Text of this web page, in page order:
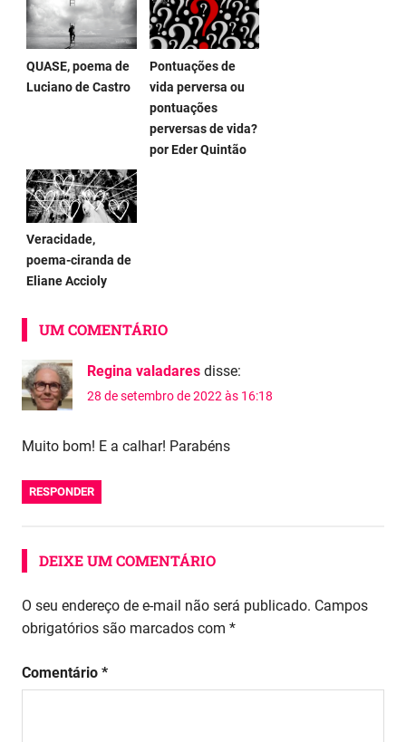
QUASE, poema de
Luciano de Castro
Pontuações de
vida perversa ou
pontuações
perversas de vida?
por Eder Quintão
Veracidade,
poema-ciranda de
Eliane Accioly
UM COMENTÁRIO
Regina valadares disse:
28 de setembro de 2022 às 16:18
Muito bom! E a calhar! Parabéns
RESPONDER
DEIXE UM COMENTÁRIO
O seu endereço de e-mail não será publicado. Campos
obrigatórios são marcados com *
Comentário *